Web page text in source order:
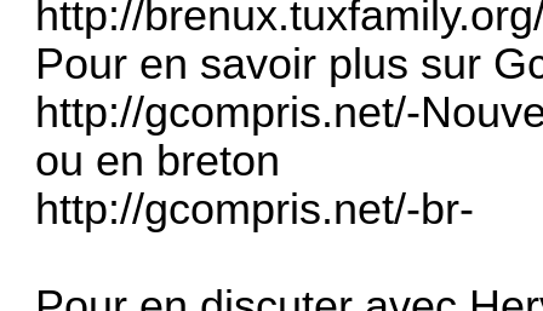
http://
Pour en savoir plus sur
http://gcompris.net/-
ou en breton
http://gcompris.net/-br-